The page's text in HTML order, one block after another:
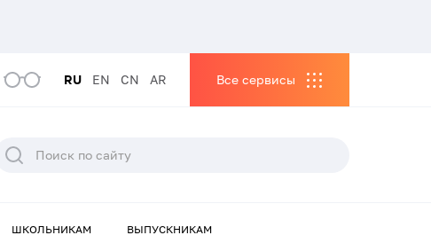
RU EN CN AR Все сервисы
ШКОЛЬНИКАМ ВЫПУСКНИКАМ